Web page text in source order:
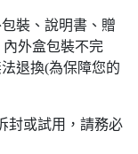
裝、說明書、贈
外盒包裝不完
退換(為保障您的
封或試用，請務必